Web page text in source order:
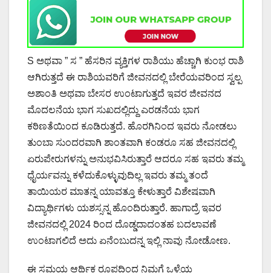
S ಅಥವಾ ” ಸ ” ಹೆಸರಿನ ವ್ಯಕ್ತಿಗಳ ರಾಶಿಯು ಹೆಚ್ಚಾಗಿ ಕುಂಭ ರಾಶಿ
ಆಗಿರುತ್ತದೆ ಈ ರಾಶಿಯವರಿಗೆ ಜೀವನದಲ್ಲಿ ಬೇರೆಯವರಿಂದ ಸ್ವಲ್ಪ
ಅಶಾಂತಿ ಅಥವಾ ಬೇಸರ ಉಂಟಾಗುತ್ತದೆ ಇವರ ಜೀವನದ
ಮೊದಲನೆಯ ಭಾಗ ಸುಖದಲ್ಲಿದ್ದು ಎರಡನೆಯ ಭಾಗ
ಕಠಿಣತೆಯಿಂದ ಕೂಡಿರುತ್ತದೆ. ಹೊರಗಿನಿಂದ ಇವರು ನೋಡಲು
ತುಂಬಾ ಸುಂದರವಾಗಿ ಶಾಂತವಾಗಿ ಕಂಡರೂ ಸಹ ಜೀವನದಲ್ಲಿ
ಏರುಪೇರುಗಳನ್ನು ಅನುಭವಿಸಿರುತ್ತಾರೆ ಆದರೂ ಸಹ ಇವರು ತಮ್ಮ
ಧೈರ್ಯವನ್ನು ಕಳೆದುಕೊಳ್ಳುವುದಿಲ್ಲ ಇವರು ತಮ್ಮ ತಂದೆ
ತಾಯಿಯರ ಮಾತನ್ನ ಯಾವತ್ತೂ ಕೇಳುತ್ತಾರೆ ವಿಶೇಷವಾಗಿ
ವಿದ್ಯಾರ್ಥಿಗಳು ಯಶಸ್ಸನ್ನ ಹೊಂದಿರುತ್ತಾರೆ. ಹಾಗಾದ್ರೆ ಇವರ
ಜೀವನದಲ್ಲಿ 2024 ರಿಂದ ದೊಡ್ಡದಾದಂತಹ ಬದಲಾವಣೆ
ಉಂಟಾಗಲಿದೆ ಅದು ಏನೆಂಬುದನ್ನ ಇಲ್ಲಿ ನಾವು ನೋಡೋಣ.
ಈ ಸಮಯ ಆರ್ಥಿಕ ರೂಪದಿಂದ ನಿಮಗೆ ಒಳ್ಳೆಯ